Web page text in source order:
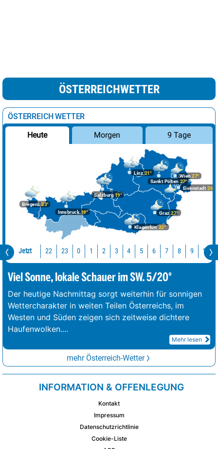
ÖSTERREICHWETTER
ÖSTERREICH WETTER
Heute Morgen 9 Tage
Bregenz23°
Graz27°
Innsbruck19°
Klagenfurt 22°
Linz21°
Salzburg19°
Wien 27°
Eisenstadt 26°
Sankt Pölten 27°
Jetzt 22 23 0 1 2 3 4 5 6 7 8 9 10
Viel Sonne, lokale Schauer im SW. 5/20°
Der heutige Nachmittag sorgt weiterhin für sonnigen
Wettercharakter in weiten Teilen Österreichs, im
Westen und Süden zeigen sich zeitweise dichtere
Haufenwolken....
Mehr lesen
mehr Österreich-Wetter
INFORMATION & OFFENLEGUNG
Kontakt
Impressum
Datenschutzrichtlinie
Cookie-Liste